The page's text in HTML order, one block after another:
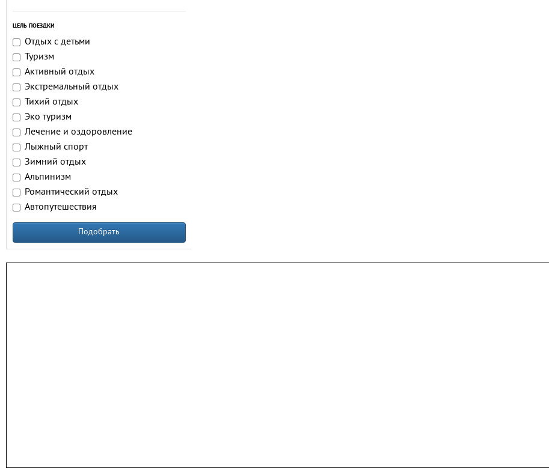
ЦЕЛЬ ПОЕЗДКИ
Отдых с детьми
Туризм
Активный отдых
Экстремальный отдых
Тихий отдых
Эко туризм
Лечение и оздоровление
Лыжный спорт
Зимний отдых
Альпинизм
Романтический отдых
Автопутешествия
Подобрать